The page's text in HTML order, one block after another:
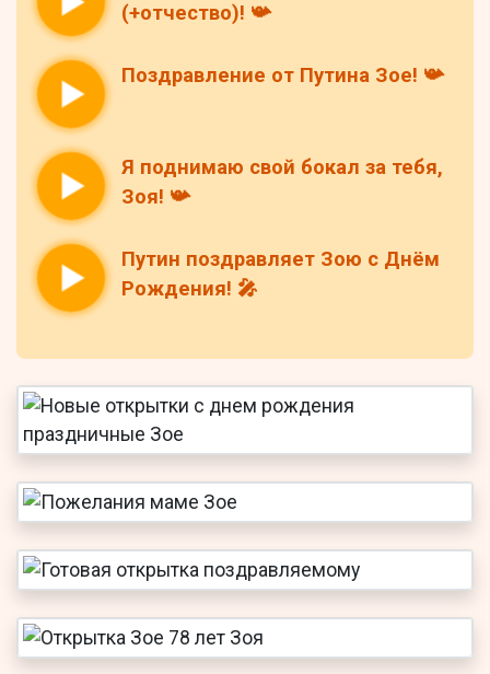
(+отчество)! 📯
Поздравление от Путина Зое! 📯
Я поднимаю свой бокал за тебя,
Зоя! 📯
Путин поздравляет Зою с Днём
Рождения! 🎤